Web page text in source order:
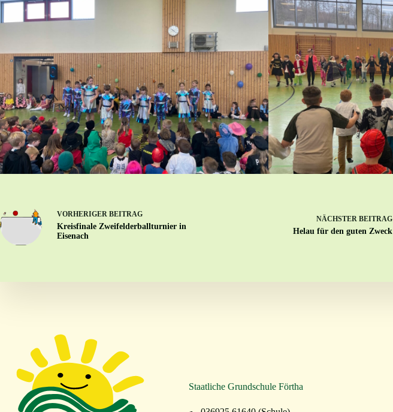
VORHERIGER BEITRAG
Kreisfinale Zweifelderballturnier in
Eisenach
NÄCHSTER BEITRAG
Helau für den guten Zweck
Staatliche Grundschule Förtha